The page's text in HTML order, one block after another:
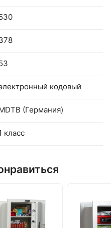
кодовый
MDTB (Германия)
класс